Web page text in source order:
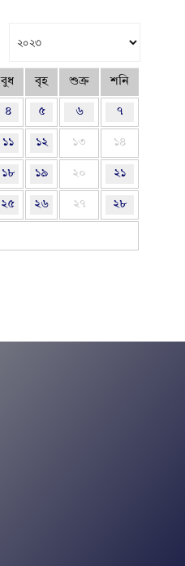
বুধ বৃহ শুক্র শনি
৪ ৫ ৬ ৭
১১ ১২ ১৩ ১৪
১৮ ১৯ ২০ ২১
২৫ ২৬ ২৭ ২৮